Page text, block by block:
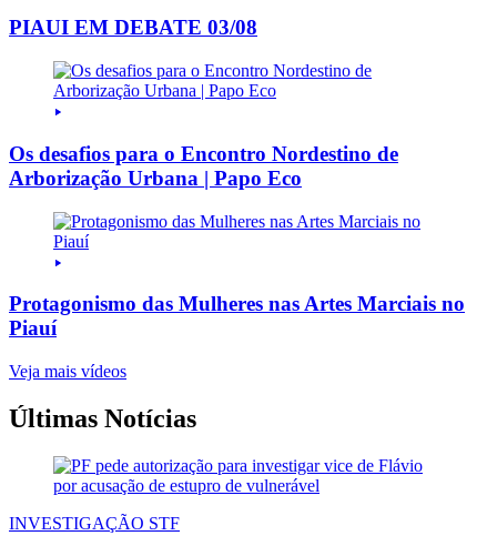
PIAUI EM DEBATE 03/08
Os desafios para o Encontro Nordestino de
Arborização Urbana | Papo Eco
Protagonismo das Mulheres nas Artes Marciais no
Piauí
Veja mais vídeos
Últimas Notícias
INVESTIGAÇÃO STF